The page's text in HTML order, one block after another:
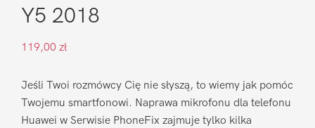
Y5 2018
119,00 zł
Jeśli Twoi rozmówcy Cię nie słyszą, to wiemy jak pomóc
Twojemu smartfonowi. Naprawa mikrofonu dla telefonu
Huawei w Serwisie PhoneFix zajmuje tylko kilka